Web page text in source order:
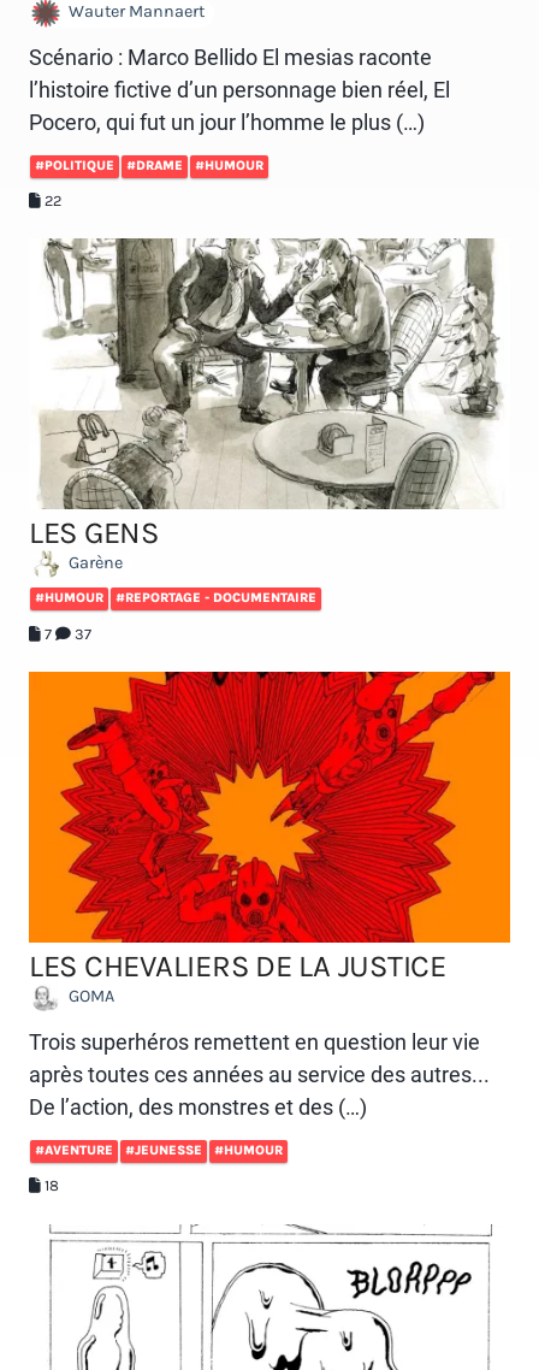
Wauter Mannaert
Scénario : Marco Bellido El mesias raconte
l’histoire fictive d’un personnage bien réel, El
Pocero, qui fut un jour l’homme le plus (…)
#POLITIQUE #DRAME #HUMOUR
22
LES GENS
Garène
#HUMOUR #REPORTAGE - DOCUMENTAIRE
7 37
LES CHEVALIERS DE LA JUSTICE
GOMA
Trois superhéros remettent en question leur vie
après toutes ces années au service des autres...
De l’action, des monstres et des (…)
#AVENTURE #JEUNESSE #HUMOUR
18